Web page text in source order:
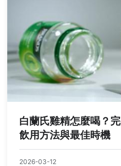
白蘭氏雞精怎麼喝？
飲用方法與最佳時機
2026-03-12